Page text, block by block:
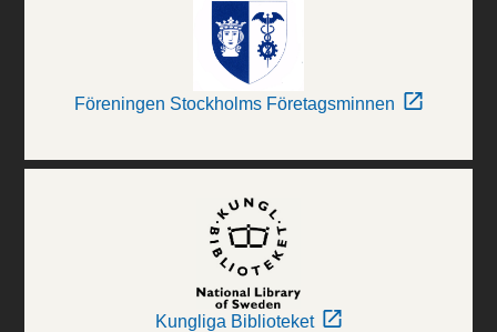
Föreningen Stockholms Företagsminnen
Kungliga Biblioteket